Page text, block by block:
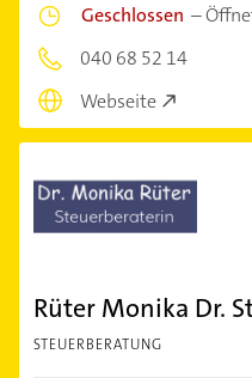
Geschlossen –
040 68 52 14
Webseite
Rüter Monika Dr.
STEUERBERATUNG